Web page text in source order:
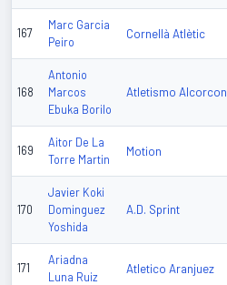
167
Marc Garcia
Peiro
Cornellà Atlètic
168
Antonio
Marcos
Ebuka Borilo
Atletismo Alcorcon
169
Aitor De La
Torre Martin
Motion
170
Javier Koki
Dominguez
Yoshida
A.D. Sprint
171
Ariadna
Luna Ruiz
Atletico Aranjuez